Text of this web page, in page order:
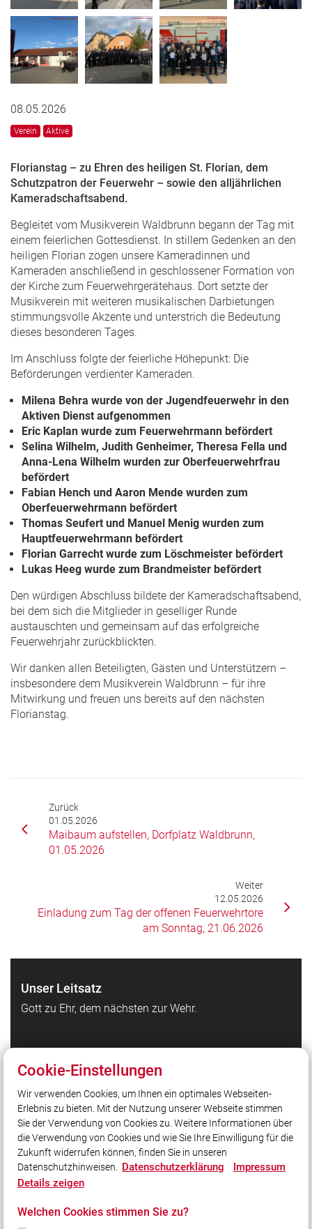
08.05.2026
Verein Aktive
Florianstag – zu Ehren des heiligen St. Florian, dem
Schutzpatron der Feuerwehr – sowie den alljährlichen
Kameradschaftsabend.
Begleitet vom Musikverein Waldbrunn begann der Tag mit
einem feierlichen Gottesdienst. In stillem Gedenken an den
heiligen Florian zogen unsere Kameradinnen und
Kameraden anschließend in geschlossener Formation von
der Kirche zum Feuerwehrgerätehaus. Dort setzte der
Musikverein mit weiteren musikalischen Darbietungen
stimmungsvolle Akzente und unterstrich die Bedeutung
dieses besonderen Tages.
Im Anschluss folgte der feierliche Höhepunkt: Die
Beförderungen verdienter Kameraden.
Milena Behra wurde von der Jugendfeuerwehr in den
Aktiven Dienst aufgenommen
Eric Kaplan wurde zum Feuerwehrmann befördert
Selina Wilhelm, Judith Genheimer, Theresa Fella und
Anna-Lena Wilhelm wurden zur Oberfeuerwehrfrau
befördert
Fabian Hench und Aaron Mende wurden zum
Oberfeuerwehrmann befördert
Thomas Seufert und Manuel Menig wurden zum
Hauptfeuerwehrmann befördert
Florian Garrecht wurde zum Löschmeister befördert
Lukas Heeg wurde zum Brandmeister befördert
Den würdigen Abschluss bildete der Kameradschaftsabend,
bei dem sich die Mitglieder in geselliger Runde
austauschten und gemeinsam auf das erfolgreiche
Feuerwehrjahr zurückblickten.
Wir danken allen Beteiligten, Gästen und Unterstützern –
insbesondere dem Musikverein Waldbrunn – für ihre
Mitwirkung und freuen uns bereits auf den nächsten
Florianstag.
Zurück
01.05.2026
Maibaum aufstellen, Dorfplatz Waldbrunn,
01.05.2026
Weiter
12.05.2026
Einladung zum Tag der offenen Feuerwehrtore
am Sonntag, 21.06.2026
Unser Leitsatz
Gott zu Ehr, dem nächsten zur Wehr.
Feuerwehr Waldbrunn auf Facebook
Feuerwehr Waldbrunn auf Instagram
Kreisfeuerwehrverband Würzburg
Homepage Gemeinde Waldbrunn
Social Media
Bleiben Sie mit uns in Kontakt und vernetzen Sie sich
Cookie-Einstellungen
Wir verwenden Cookies, um Ihnen ein optimales Webseiten-
Erlebnis zu bieten. Mit der Nutzung unserer Webseite stimmen
Sie der Verwendung von Cookies zu. Weitere Informationen über
die Verwendung von Cookies und wie Sie Ihre Einwilligung für die
Zukunft widerrufen können, finden Sie in unseren
Datenschutzhinweisen. Datenschutzerklärung
Impressum
Details zeigen
Welchen Cookies stimmen Sie zu?